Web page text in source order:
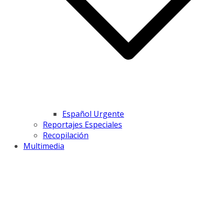
Español Urgente
Reportajes Especiales
Recopilación
Multimedia